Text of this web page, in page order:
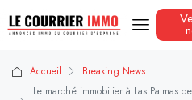
Accueil
Breaking News
Le marché immobilier à Las Palmas